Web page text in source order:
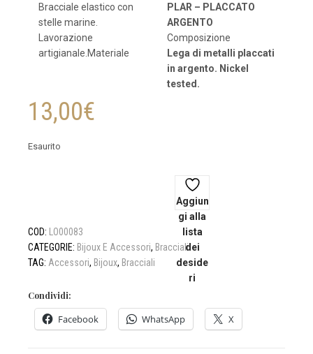
Bracciale elastico con
stelle marine.
Lavorazione
artigianale.Materiale
PLAR – PLACCATO
ARGENTO
Composizione
Lega di metalli placcati
in argento. Nickel
tested.
13,00€
Esaurito
Aggiun
gi alla
lista
dei
deside
ri
COD: LO00083
CATEGORIE: Bijoux E Accessori, Bracciali
TAG: Accessori, Bijoux, Bracciali
Condividi:
Facebook WhatsApp X